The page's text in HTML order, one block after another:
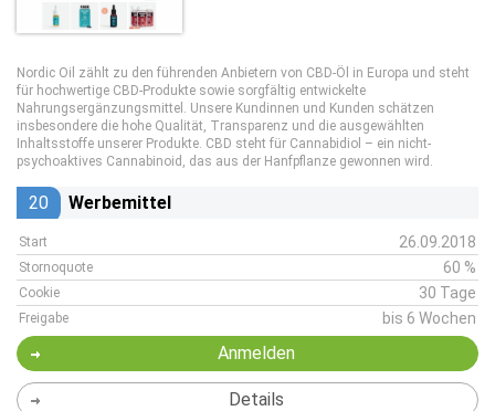
Nordic Oil zählt zu den führenden Anbietern von CBD-Öl in Europa und steht
für hochwertige CBD-Produkte sowie sorgfältig entwickelte
Nahrungsergänzungsmittel. Unsere Kundinnen und Kunden schätzen
insbesondere die hohe Qualität, Transparenz und die ausgewählten
Inhaltsstoffe unserer Produkte. CBD steht für Cannabidiol – ein nicht-
psychoaktives Cannabinoid, das aus der Hanfpflanze gewonnen wird.
20 Werbemittel
Start 26.09.2018
Stornoquote 60 %
Cookie 30 Tage
Freigabe bis 6 Wochen
Anmelden
Details